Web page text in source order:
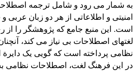
به شمار می رود و شامل ترجمه
امنیتی و اطلاعاتی از هر دو زبان
است. این منبع جامع که پژوهشگر را از
لغتهای اصطلاحات بی نیاز می کند،
نظامی پرداخته است که گویی یک
در این فرهنگ لغت، اصطلاحات نظامی